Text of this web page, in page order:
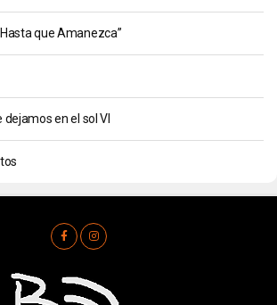
que Amanezca”
dejamos en el sol VI